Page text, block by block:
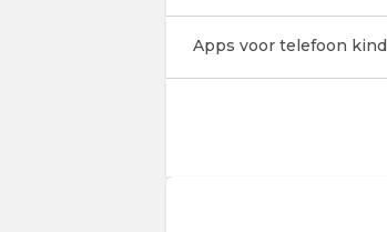
Apps voor telefoon kind